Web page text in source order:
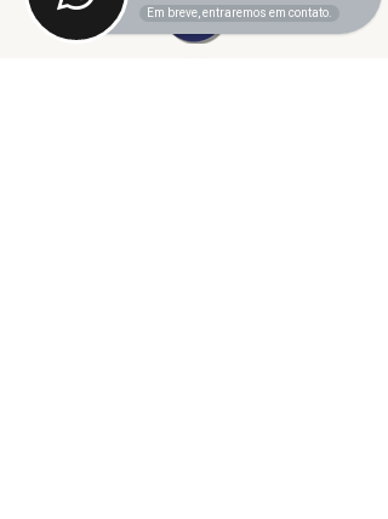
Em breve, entraremos em contato.